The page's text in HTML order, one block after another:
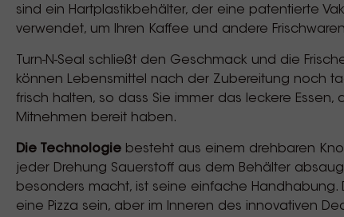
sind ein Hartplastikbehälter, der eine patentierte
verwendet, um Ihren Kaffee und andere
Turn-N-Seal schließt den Geschmack und die
können Lebensmittel nach der Zubereitung noch
frisch halten, so dass Sie immer das leckere Essen,
Mitnehmen bereit haben.
Die Technologie besteht aus einem drehbaren
jeder Drehung Sauerstoff aus dem Behälter
besonders macht, ist seine einfache Handhabung.
eine Pizza sein, aber im Inneren des innovativen